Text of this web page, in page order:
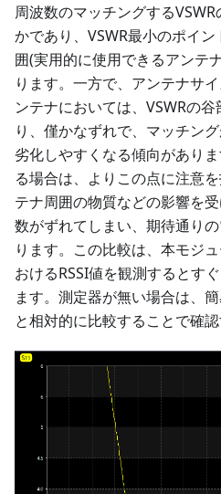
周波数のマッチングする
かであり、VSWR最小のポイ
囲(実用的に使用できるアンテ
ります。一方で、アンテナサ
ンテナにおいては、VSWRの
り、僅かなずれで、マッチン
劣化しやすくなる傾向があり
る場合は、よりこの点に注意
テナ周囲の物質などの影響を
数がずれてしまい、期待通り
ります。この比較は、本モジ
おけるRSSI値を観測するとす
ます。測定器が無い場合は、
と相対的に比較することで確認